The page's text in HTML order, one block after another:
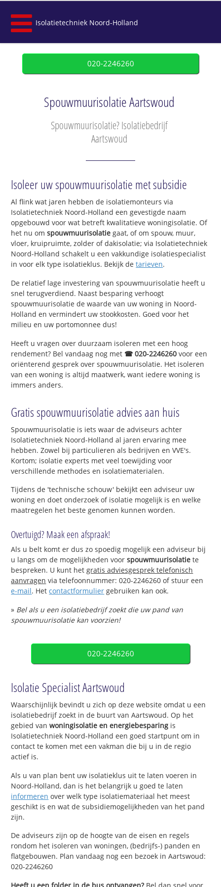
Isolatietechniek Noord-Holland
020-2246260
Spouwmuurisolatie Aartswoud
Spouwmuurisolatie? Isolatiebedrijf
Aartswoud
Isoleer uw spouwmuurisolatie met subsidie
Al flink wat jaren hebben de isolatiemonteurs via
Isolatietechniek Noord-Holland een gevestigde naam
opgebouwd voor wat betreft kwalitatieve woningisolatie. Of
het nu omspouwmuurisolatie gaat, of om spouw, muur,
vloer, kruipruimte, zolder of dakisolatie; via Isolatietechniek
Noord-Holland schakelt u een vakkundige isolatiespecialist
in voor elk type isolatieklus. Bekijk detarieven.
De relatief lage investering van spouwmuurisolatie heeft u
snel terugverdiend. Naast besparing verhoogt
spouwmuurisolatie de waarde van uw woning in Noord-
Holland en vermindert uw stookkosten. Goed voor het
milieu en uw portomonnee dus!
Heeft u vragen over duurzaam isoleren met een hoog
rendement? Bel vandaag nog met ☎ 020-2246260 voor een
oriënterend gesprek over spouwmuurisolatie. Het isoleren
van een woning is altijd maatwerk, want iedere woning is
immers anders.
Gratis spouwmuurisolatie advies aan huis
Spouwmuurisolatie is iets waar de adviseurs achter
Isolatietechniek Noord-Holland al jaren ervaring mee
hebben. Zowel bij particulieren als bedrijven en VVE's.
Kortom; isolatie experts met veel toewijding voor
verschillende methodes en isolatiematerialen.
Tijdens de 'technische schouw' bekijkt een adviseur uw
woning en doet onderzoek of isolatie mogelijk is en welke
maatregelen het beste genomen kunnen worden.
Overtuigd? Maak een afspraak!
Als u belt komt er dus zo spoedig mogelijk een adviseur bij
u langs om de mogelijkheden voorspouwmuurisolatie te
bespreken. U kunt hetgratis adviesgesprek telefonisch
aanvragen via telefoonnummer: 020-2246260 of stuur een
e-mail. Hetcontactformulier gebruiken kan ook.
» Bel als u een isolatiebedrijf zoekt die uw pand van
spouwmuurisolatie kan voorzien!
020-2246260
Isolatie Specialist Aartswoud
Waarschijnlijk bevindt u zich op deze website omdat u een
isolatiebedrijf zoekt in de buurt van Aartswoud. Op het
gebied vanwoningisolatie en energiebesparing is
Isolatietechniek Noord-Holland een goed startpunt om in
contact te komen met een vakman die bij u in de regio
actief is.
Als u van plan bent uw isolatieklus uit te laten voeren in
Noord-Holland, dan is het belangrijk u goed te laten
informeren over welk type isolatiemateriaal het meest
geschikt is en wat de subsidiemogelijkheden van het pand
zijn.
De adviseurs zijn op de hoogte van de eisen en regels
rondom het isoleren van woningen, (bedrijfs-) panden en
flatgebouwen. Plan vandaag nog een bezoek in Aartswoud:
020-2246260